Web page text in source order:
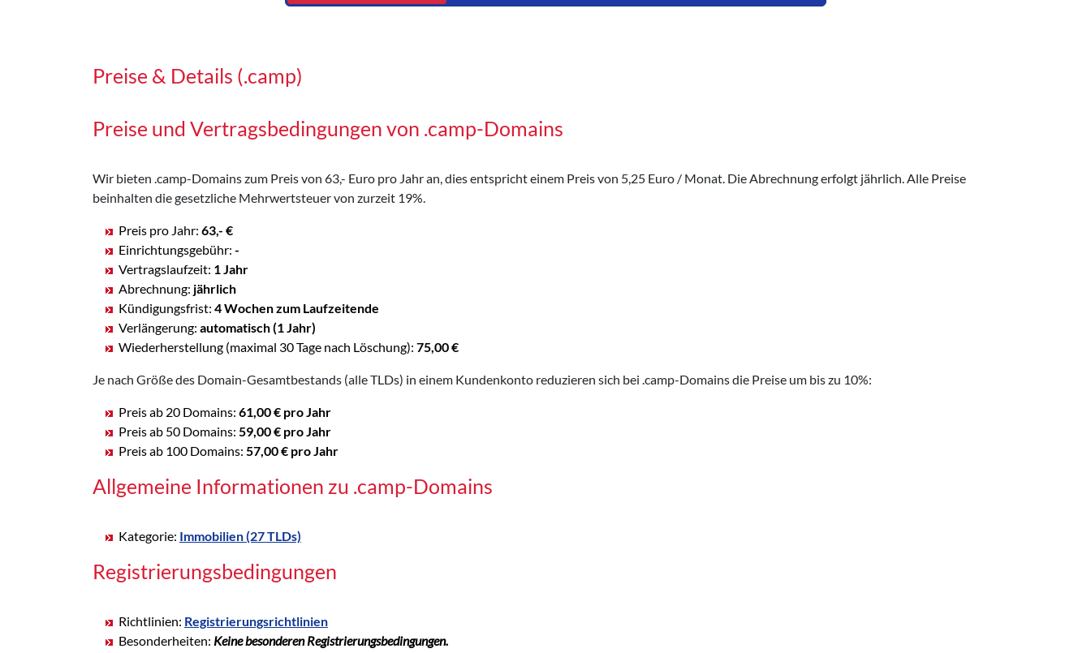
Preise & Details (.camp)
Preise und Vertragsbedingungen von .camp-Domains
Wir bieten .camp-Domains zum Preis von 63,- Euro pro Jahr an, dies entspricht einem Preis von 5,25 Euro / Monat. Die Abrechnung erfolgt jährlich. Alle Preise
beinhalten die gesetzliche Mehrwertsteuer von zurzeit 19%.
Preis pro Jahr: 63,- €
Einrichtungsgebühr: -
Vertragslaufzeit: 1 Jahr
Abrechnung: jährlich
Kündigungsfrist: 4 Wochen zum Laufzeitende
Verlängerung: automatisch (1 Jahr)
Wiederherstellung (maximal 30 Tage nach Löschung): 75,00 €
Je nach Größe des Domain-Gesamtbestands (alle TLDs) in einem Kundenkonto reduzieren sich bei .camp-Domains die Preise um bis zu 10%:
Preis ab 20 Domains: 61,00 € pro Jahr
Preis ab 50 Domains: 59,00 € pro Jahr
Preis ab 100 Domains: 57,00 € pro Jahr
Allgemeine Informationen zu .camp-Domains
Kategorie: Immobilien (27 TLDs)
Registrierungsbedingungen
Richtlinien: Registrierungsrichtlinien
Besonderheiten: Keine besonderen Registrierungsbedingungen.